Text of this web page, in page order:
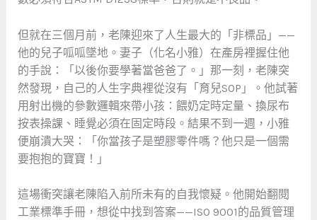
但就在三個月前，老陳迎來了人生最大的「非標品」——
他的兒子呱呱墜地。妻子（化名小雅）在產房裡握住他
的手說：「以後你要學著當爸爸了。」那一刻，老陳突
然發現，自己的人生字典裡從沒有「育兒SOP」。他試著
用射出機的參數邏輯來帶小孩：餵奶定時定量、換尿布
按表操課、睡覺必須在固定時段。結果不到一週，小雅
便崩潰大哭：「你當孩子是塑膠零件嗎？他只是一個需
要抱抱的寶寶！」
這場衝突讓老陳陷入前所未有的自我懷疑。他開始翻閱
工業標準手冊，想從中找到答案——ISO 9001的品質管理